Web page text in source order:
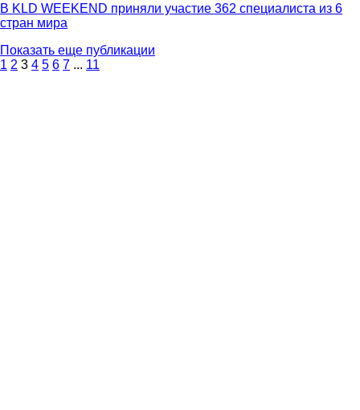
В KLD WEEKEND приняли участие 362 специалиста из 6
стран мира
Показать еще публикации
1 2 3 4 5 6 7 ... 11